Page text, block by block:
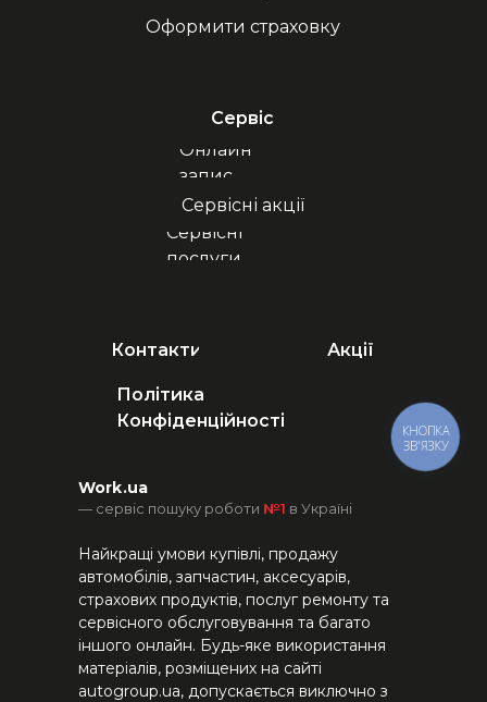
Найкращі умови купівлі, продажу
автомобілів, запчастин, аксесуарів,
страхових продуктів, послуг ремонту та
сервісного обслуговування та багато
іншого онлайн. Будь-яке використання
матеріалів, розміщених на сайті
autogroup.ua, допускається виключно з
Акції
Контакти
Онлайн
запис
Сервісні
послуги
Сервісні акції
Сервіс
Оформити страховку
Політика
Конфіденційності
Work.ua
— сервіс пошуку роботи №1 в Україні
КНОПКА
ЗВ'ЯЗКУ